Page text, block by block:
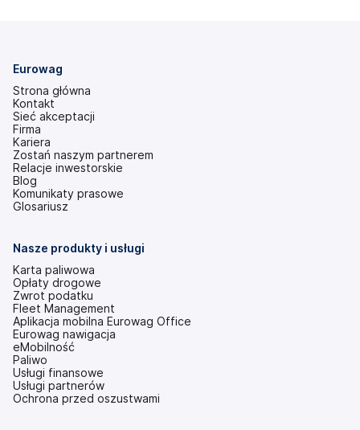
Eurowag
Strona główna
Kontakt
Sieć akceptacji
Firma
Kariera
Zostań naszym partnerem
Relacje inwestorskie
(otwiera
się
w
Blog
Komunikaty prasowe
Glosariusz
Nasze produkty i usługi
Karta paliwowa
Opłaty drogowe
Zwrot podatku
Fleet Management
Aplikacja mobilna Eurowag Office
Eurowag nawigacja
eMobilność
Paliwo
Usługi finansowe
Usługi partnerów
Ochrona przed oszustwami